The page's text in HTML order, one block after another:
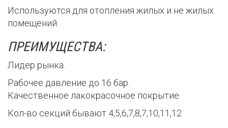
Используются для отопления жилых и не жилых
помещений.
ПРЕИМУЩЕСТВА:
Лидер рынка.
Рабочее давление до 16 бар.
Качественное лакокрасочное покрытие.
Кол-во секций бывают 4,5,6,7,8,7,10,11,12